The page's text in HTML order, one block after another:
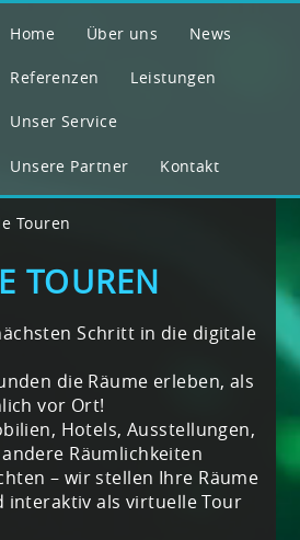
Home Über uns News
Referenzen Leistungen
Unser Service
Unsere Partner Kontakt
Touren
TOUREN
Schritt in die digitale
die Räume erleben, als
vor Ort!
Hotels, Ausstellungen,
Räumlichkeiten
– wir stellen Ihre Räume
interaktiv als virtuelle Tour